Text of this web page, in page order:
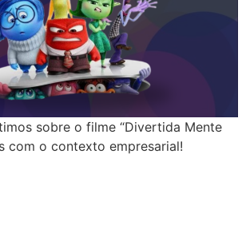
sobre o filme “Divertida Mente
com o contexto empresarial!